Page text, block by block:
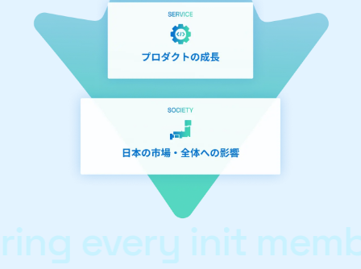
every init